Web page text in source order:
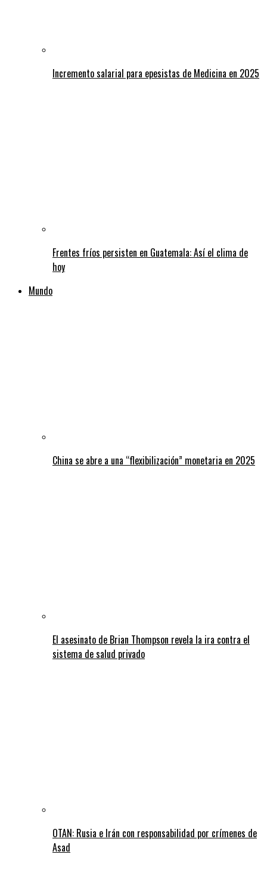
Incremento salarial para epesistas de Medicina en 2025
Frentes fríos persisten en Guatemala: Así el clima de
hoy
Mundo
China se abre a una “flexibilización” monetaria en 2025
El asesinato de Brian Thompson revela la ira contra el
sistema de salud privado
OTAN: Rusia e Irán con responsabilidad por crímenes de
Asad